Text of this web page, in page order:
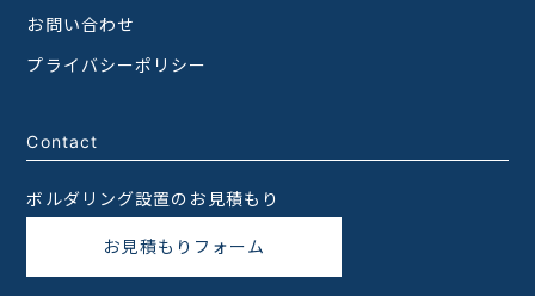
お問い合わせ
プライバシーポリシー
Contact
ボルダリング設置のお見積もり
お見積もりフォーム